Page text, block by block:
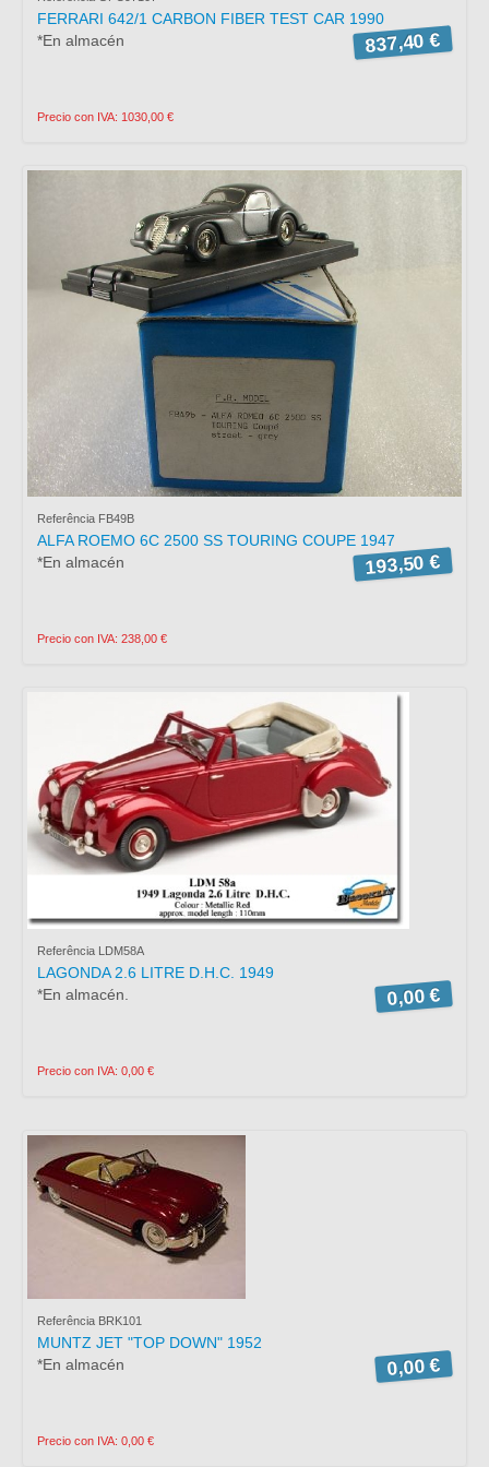
FERRARI 642/1 CARBON FIBER TEST CAR 1990
*En almacén
837,40 €
Precio con IVA: 1030,00 €
Referência FB49B
ALFA ROEMO 6C 2500 SS TOURING COUPE 1947
*En almacén
193,50 €
Precio con IVA: 238,00 €
Referência LDM58A
LAGONDA 2.6 LITRE D.H.C. 1949
*En almacén.
0,00 €
Precio con IVA: 0,00 €
Referência BRK101
MUNTZ JET "TOP DOWN" 1952
*En almacén
0,00 €
Precio con IVA: 0,00 €